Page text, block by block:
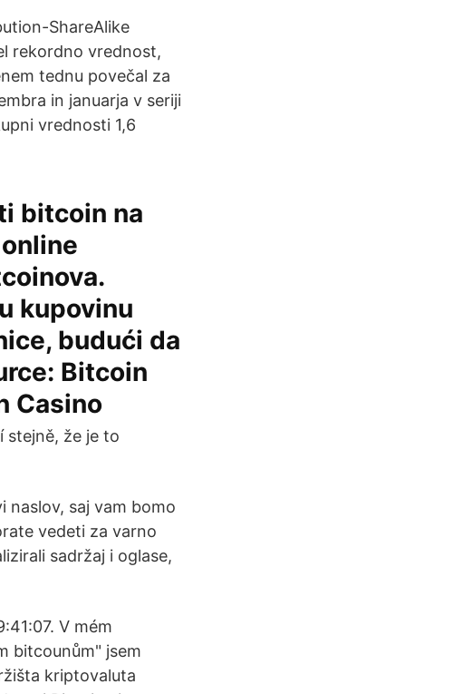
ShareAlike
rekordno vrednost,
tednu povečal za
in januarja v seriji
vrednosti 1,6
bitcoin na
kupovinu
budući da
Bitcoin
Casino
stejně, že je to
naslov, saj vam bomo
vedeti za varno
sadržaj i oglase,
V mém
bitcounům" jsem
kriptovaluta